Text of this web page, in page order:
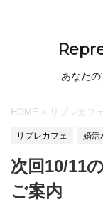
あなたの
HOME > リプレカフェ
リプレカフェ 婚
次回10/11
ご案内